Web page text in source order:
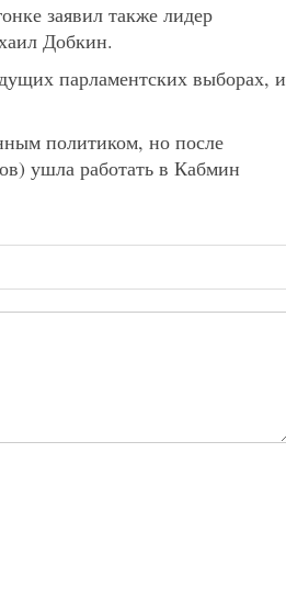
заявил также лидер
Добкин.
парламентских выборах, и
политиком, но после
ушла работать в Кабмин